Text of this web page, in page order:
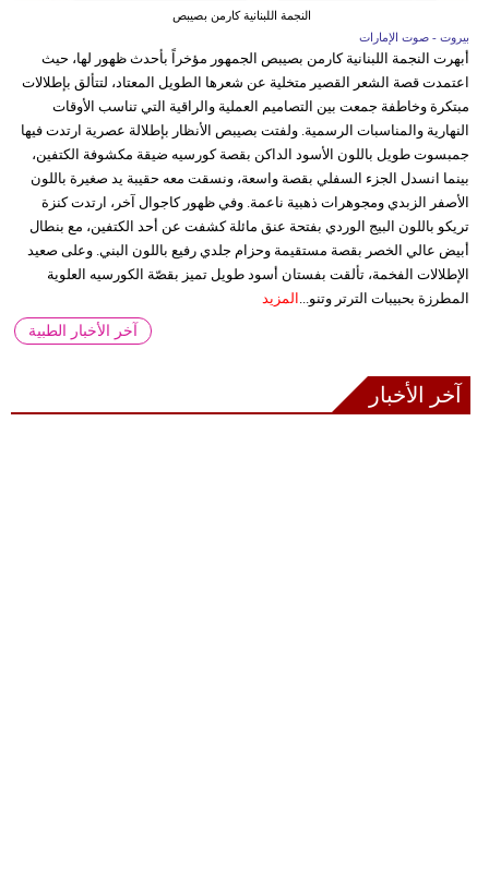
النجمة اللبنانية كارمن بصيبص
بيروت - صوت الإمارات
أبهرت النجمة اللبنانية كارمن بصيبص الجمهور مؤخراً بأحدث ظهور لها، حيث
اعتمدت قصة الشعر القصير متخلية عن شعرها الطويل المعتاد، لتتألق بإطلالات
مبتكرة وخاطفة جمعت بين التصاميم العملية والراقية التي تناسب الأوقات
النهارية والمناسبات الرسمية. ولفتت بصيبص الأنظار بإطلالة عصرية ارتدت فيها
جمبسوت طويل باللون الأسود الداكن بقصة كورسيه ضيقة مكشوفة الكتفين،
بينما انسدل الجزء السفلي بقصة واسعة، ونسقت معه حقيبة يد صغيرة باللون
الأصفر الزبدي ومجوهرات ذهبية ناعمة. وفي ظهور كاجوال آخر، ارتدت كنزة
تريكو باللون البيج الوردي بفتحة عنق مائلة كشفت عن أحد الكتفين، مع بنطال
أبيض عالي الخصر بقصة مستقيمة وحزام جلدي رفيع باللون البني. وعلى صعيد
الإطلالات الفخمة، تألقت بفستان أسود طويل تميز بقصّة الكورسيه العلوية
المطرزة بحبيبات الترتر وتنو... المزيد
آخر الأخبار الطبية
آخر الأخبار